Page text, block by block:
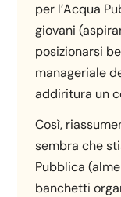
per l’Acqua
giovani
posizionarsi
manageriale
addiritura un
Così,
sembra che
Pubblica
banchetti